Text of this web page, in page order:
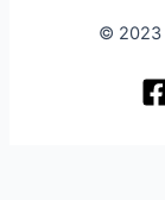
© 2023 |